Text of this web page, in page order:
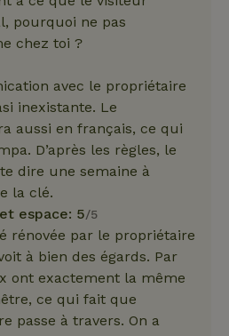
pourquoi ne pas
chez toi ?
avec le propriétaire
inexistante. Le
aussi en français, ce qui
D’après les règles, le
dire une semaine à
la clé.
espace: 5/5
rénovée par le propriétaire
à bien des égards. Par
ont exactement la même
ce qui fait que
passe à travers. On a